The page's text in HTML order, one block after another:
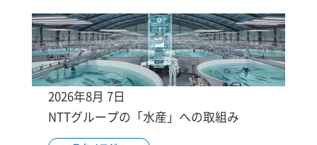
2026年8月 7日
NTTグループの「水産」への取組み